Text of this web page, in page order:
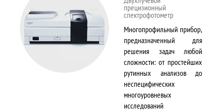
прецизионный
спектрофотометр
Многопрофильный прибор,
предназначенный для
решения задач любой
сложности: от простейших
рутинных анализов до
неспецифических
многоуровневых
исследований